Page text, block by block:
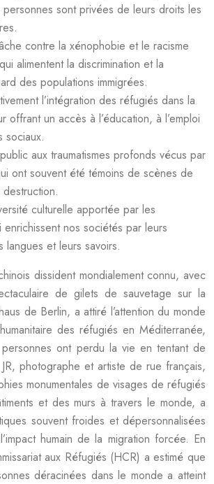
sont privées de leurs droits les
contre la xénophobie et le racisme
alimentent la discrimination et la
des populations immigrées.
l’intégration des réfugiés dans la
offrant un accès à l’éducation, à l’emploi
sociaux.
aux traumatismes profonds vécus par
ont souvent été témoins de scènes de
culturelle apportée par les
enrichissent nos sociétés par leurs
langues et leurs savoirs.
dissident mondialement connu, avec
de gilets de sauvetage sur la
de Berlin, a attiré l’attention du monde
des réfugiés en Méditerranée,
ont perdu la vie en tentant de
photographe et artiste de rue français,
monumentales de visages de réfugiés
et des murs à travers le monde, a
souvent froides et dépersonnalisées
humain de la migration forcée. En
aux Réfugiés (HCR) a estimé que
déracinées dans le monde a atteint